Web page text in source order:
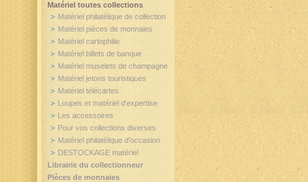
Matériel toutes collections
Matériel philatélique de collection
Matériel pièces de monnaies
Matériel cartophilie
Matériel billets de banque
Matériel muselets de champagne
Matériel jetons touristiques
Matériel télécartes
Loupes et matériel d'expertise
Les accessoires
Pour vos collections diverses
Matériel philatélique d'occasion
DESTOCKAGE matériel
Librairie du collectionneur
Pièces de monnaies